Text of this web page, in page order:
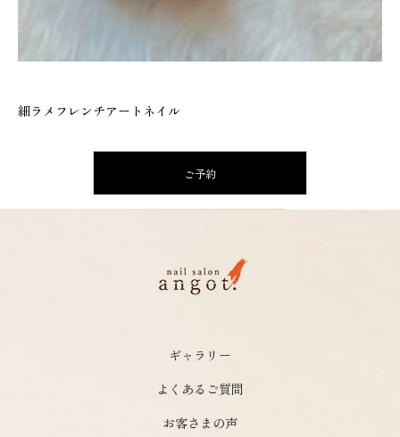
細ラメフレンチアートネイル
ご予約
ギャラリー
よくあるご質問
お客さまの声